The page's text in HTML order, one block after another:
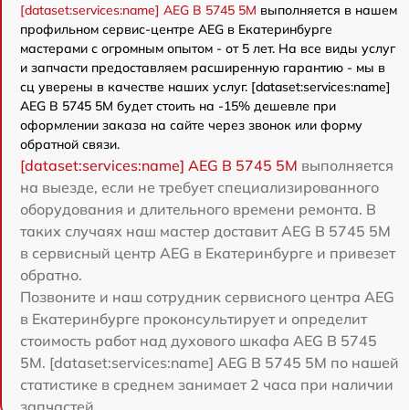
[dataset:services:name] AEG B 5745 5M выполняется в нашем
профильном сервис-центре AEG в Екатеринбурге
мастерами с огромным опытом - от 5 лет. На все виды услуг
и запчасти предоставляем расширенную гарантию - мы в
сц уверены в качестве наших услуг. [dataset:services:name]
AEG B 5745 5M будет стоить на -15% дешевле при
оформлении заказа на сайте через звонок или форму
обратной связи.
[dataset:services:name] AEG B 5745 5M выполняется
на выезде, если не требует специализированного
оборудования и длительного времени ремонта. В
таких случаях наш мастер доставит AEG B 5745 5M
в сервисный центр AEG в Екатеринбурге и привезет
обратно.
Позвоните и наш сотрудник сервисного центра AEG
в Екатеринбурге проконсультирует и определит
стоимость работ над духового шкафа AEG B 5745
5M. [dataset:services:name] AEG B 5745 5M по нашей
статистике в среднем занимает 2 часа при наличии
запчастей.